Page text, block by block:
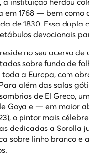
a instituição herdou
1768 — bem como
de 1830. Essa
devocionais
no seu acervo
sobre fundo de
a Europa, com
além das salas
de El Greco,
Goya e — em maior
o pintor mais
dedicadas a Sorolla
sobre linho branco e